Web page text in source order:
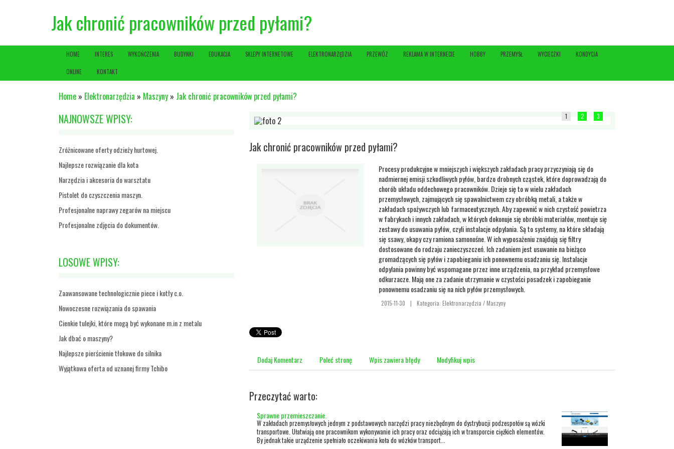
Jak chronić pracowników przed pyłami?
HOME INTERES WYKOŃCZENIA BUDYNKI EDUKACJA SKLEPY INTERNETOWE ELEKTRONARZĘDZIA PRZEWÓZ REKLAMA W INTERNECIE HOBBY PRZEMYSŁ WYCIECZKI KONDYCJA
ONLINE KONTAKT
Home » Elektronarzędzia » Maszyny » Jak chronić pracowników przed pyłami?
NAJNOWSZE WPISY:
Zróżnicowane oferty odzieży hurtowej.
Najlepsze rozwiązanie dla kota
Narzędzia i akcesoria do warsztatu
Pistolet do czyszczenia maszyn.
Profesjonalne naprawy zegarów na miejscu
Profesjonalne zdjęcia do dokumentów.
LOSOWE WPISY:
Zaawansowane technologicznie piece i kotły c.o.
Nowoczesne rozwiązania do spawania
Cienkie tulejki, które mogą być wykonane m.in z metalu
Jak dbać o maszyny?
Najlepsze pierścienie tłokowe do silnika
Wyjątkowa oferta od uznanej firmy Tchibo
1 2 3
Jak chronić pracowników przed pyłami?
Procesy produkcyjne w mniejszych i większych zakładach pracy przyczyniają się do
nadmiernej emisji szkodliwych pyłów, bardzo drobnych cząstek, które doprowadzają do
chorób układu oddechowego pracowników. Dzieje się to w wielu zakładach
przemysłowych, zajmujących się spawalnictwem czy obróbką metali, a także w
zakładach spożywczych lub farmaceutycznych. Aby zapewnić w nich czystość powietrza
w fabrykach i innych zakładach, w których dokonuje się obróbki materiałów, montuje się
zestawy do usuwania pyłów, czyli instalacje odpylania. Są to systemy, na które składają
się ssawy, okapy czy ramiona samonośne. W ich wyposażeniu znajdują się filtry
dostosowane do rodzaju zanieczyszczeń. Ich zadaniem jest usuwanie na bieżąco
gromadzących się pyłów i zapobieganiu ich ponownemu osadzaniu się. Instalacje
odpylania powinny być wspomagane przez inne urządzenia, na przykład przemysłowe
odkurzacze. Mają one za zadanie utrzymanie w czystości posadzek i zapobieganie
ponownemu osadzaniu się na nich pyłów przemysłowych.
2015-11-30 | Kategoria: Elektronarzędzia / Maszyny
Dodaj Komentarz Poleć stronę Wpis zawiera błędy Modyfikuj wpis
Przeczytać warto:
Sprawne przemieszczanie.
W zakładach przemysłowych jednym z podstawowych narzędzi pracy niezbędnym do dystrybucji podzespołów są wózki
transportowe. Ułatwiają one pracownikom wykonywanie ich pracy oraz odciążają ich w transporcie ciężkich elementów.
By jednak takie urządzenie spełniało oczekiwania koła do wózków transport...